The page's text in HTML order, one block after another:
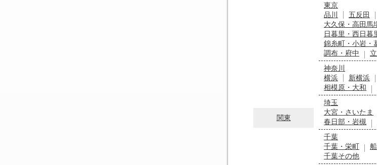
関東
東京
品川
五反田
大久保・高田馬
日暮里・西日暮
錦糸町・小岩・
調布・府中
神奈川
横浜
新横浜
相模原・大和
埼玉
大宮・さいたま
春日部・岩槻
千葉
千葉・栄町
千葉その他